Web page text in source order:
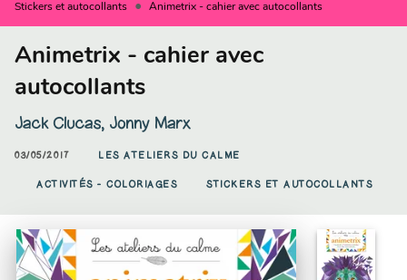
Stickers et autocollants • Animetrix - cahier avec autocollants
Animetrix - cahier avec
autocollants
Jack Clucas, Jonny Marx
03/05/2017 LES ATELIERS DU CALME
ACTIVITÉS - COLORIAGES STICKERS ET AUTOCOLLANTS